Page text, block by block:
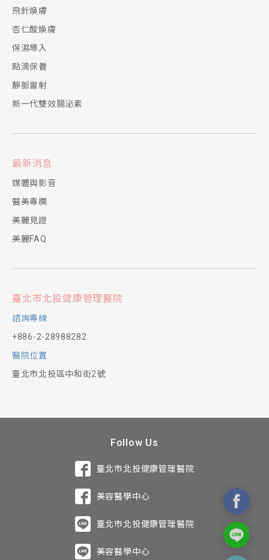
飛針煥膚
杏仁酸煥膚
保濕導入
點滴保養
靜脈雷射
新一代雙效腸泌素
最新消息
媒體與影音
醫美專欄
美麗見證
美麗FAQ
臺北市北投健康管理醫院
諮詢專線
+886-2-28988282
醫院位置
臺北市北投區中和街2號
Follow Us
臺北市北投健康管理醫院
美容醫學中心
臺北市北投健康管理醫院
美容醫學中心